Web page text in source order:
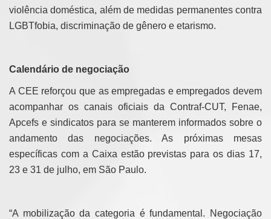
violência doméstica, além de medidas permanentes contra
LGBTfobia, discriminação de gênero e etarismo.
Calendário de negociação
A CEE reforçou que as empregadas e empregados devem
acompanhar os canais oficiais da Contraf-CUT, Fenae,
Apcefs e sindicatos para se manterem informados sobre o
andamento das negociações. As próximas mesas
específicas com a Caixa estão previstas para os dias 17,
23 e 31 de julho, em São Paulo.
“A mobilização da categoria é fundamental. Negociação